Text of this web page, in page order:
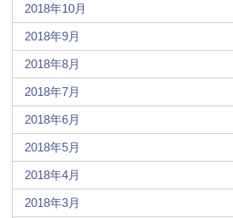
2018年10月
2018年9月
2018年8月
2018年7月
2018年6月
2018年5月
2018年4月
2018年3月